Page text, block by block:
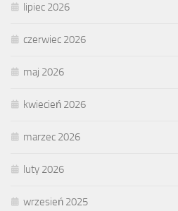
lipiec 2026
czerwiec 2026
maj 2026
kwiecień 2026
marzec 2026
luty 2026
wrzesień 2025